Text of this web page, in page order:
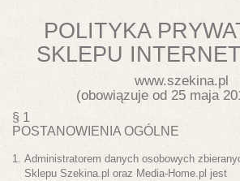
POLITYKA
SKLEPU
www.szekina.pl
(obowiązuje od 25 maja
§ 1
POSTANOWIENIA OGÓLNE
Administratorem danych osobowych
Sklepu Szekina.pl oraz Media-Home.pl jest